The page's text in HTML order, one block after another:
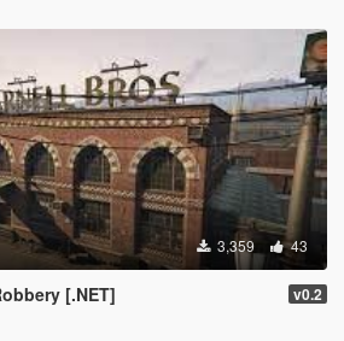
3,359 43
[.NET] v0.2